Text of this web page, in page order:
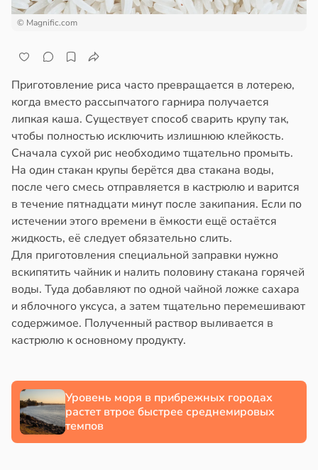
в 19:49
© Magnific.com
Приготовление риса часто превращается в лотерею,
когда вместо рассыпчатого гарнира получается
липкая каша. Существует способ сварить крупу так,
чтобы полностью исключить излишнюю клейкость.
Сначала сухой рис необходимо тщательно промыть.
На один стакан крупы берётся два стакана воды,
после чего смесь отправляется в кастрюлю и варится
в течение пятнадцати минут после закипания. Если по
истечении этого времени в ёмкости ещё остаётся
жидкость, её следует обязательно слить.
Для приготовления специальной заправки нужно
вскипятить чайник и налить половину стакана горячей
воды. Туда добавляют по одной чайной ложке сахара
и яблочного уксуса, а затем тщательно перемешивают
содержимое. Полученный раствор выливается в
кастрюлю к основному продукту.
Уровень моря в прибрежных городах
растет втрое быстрее среднемировых
темпов
19:27
17:21